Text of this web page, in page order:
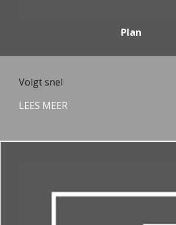
Plan
Volgt snel
LEES MEER